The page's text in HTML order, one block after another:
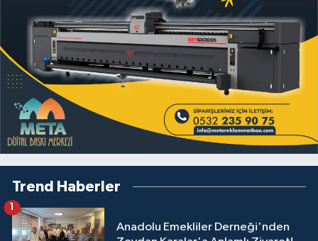
Trend Haberler
Anadolu Emekliler Derneği'nden
1